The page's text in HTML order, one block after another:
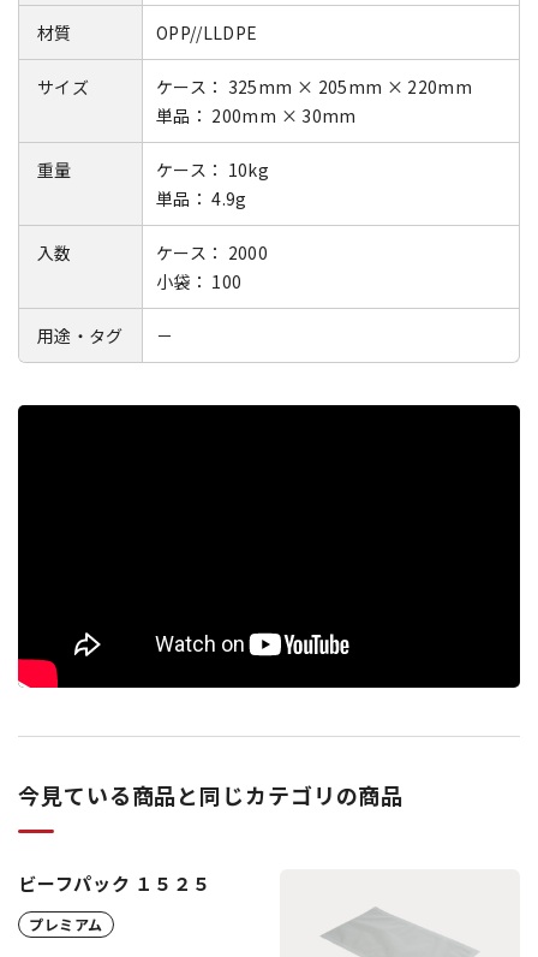
材質 OPP//LLDPE
サイズ
ケース： 325mm × 205mm × 220mm
単品： 200mm × 30mm
重量
ケース： 10kg
単品： 4.9g
入数
ケース： 2000
小袋： 100
用途・タグ －
今見ている商品と同じカテゴリの商品
ビーフパック １５２５
プレミアム